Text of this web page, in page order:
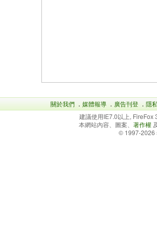
關於我們 ． 媒體報導 ． 廣告刊登 ． 隱
建議使用IE7.0以上,
本網站內容、圖案、 著作權
© 1997-2026